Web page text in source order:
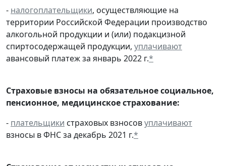
- налогоплательщики, осуществляющие на
территории Российской Федерации производство
алкогольной продукции и (или) подакцизной
спиртосодержащей продукции, уплачивают
авансовый платеж за январь 2022 г.*
Страховые взносы на обязательное социальное,
пенсионное, медицинское страхование:
- плательщики страховых взносовуплачивают
взносы в ФНС за декабрь 2021 г.*